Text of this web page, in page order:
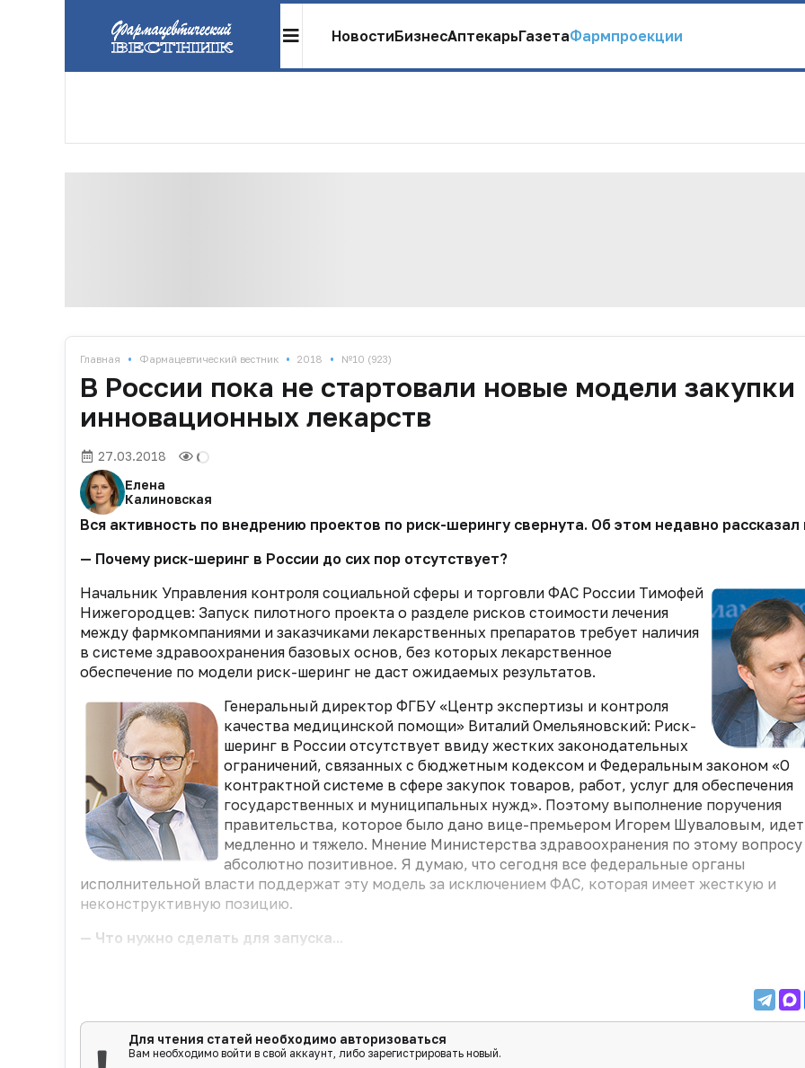
НовостиБизнесАптекарьГазетаФармпроекции
Главная • Фармацевтический вестник • 2018 • №10 (923)
В России пока не стартовали новые модели закупки
инновационных лекарств
27.03.2018
Елена
Калиновская
Вся активность по внедрению проектов по риск-шерингу свернута. Об этом недавно
— Почему риск-шеринг в России до сих пор отсутствует?
Начальник Управления контроля социальной сферы и торговли ФАС России Тимофей
Нижегородцев: Запуск пилотного проекта о разделе рисков стоимости лечения
между фармкомпаниями и заказчиками лекарственных препаратов требует наличия
в системе здравоохранения базовых основ, без которых лекарственное
обеспечение по модели риск-шеринг не даст ожидаемых результатов.
Генеральный директор ФГБУ «Центр экспертизы и контроля
качества медицинской помощи» Виталий Омельяновский: Риск-
шеринг в России отсутствует ввиду жестких законодательных
ограничений, связанных с бюджетным кодексом и Федеральным законом «О
контрактной системе в сфере закупок товаров, работ, услуг для обеспечения
государственных и муниципальных нужд». Поэтому выполнение поручения
правительства, которое было дано вице-премьером Игорем Шуваловым, идет
медленно и тяжело. Мнение Министерства здравоохранения по этому вопросу
абсолютно позитивное. Я думаю, что сегодня все федеральные органы
исполнительной власти поддержат эту модель за исключением ФАС, которая имеет жесткую и
неконструктивную позицию.
— Что нужно сделать для запуска...
Для чтения статей необходимо авторизоваться
Вам необходимо войти в свой аккаунт, либо зарегистрировать новый.